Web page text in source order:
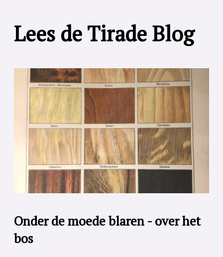
Lees de Tirade Blog
Onder de moede blaren - over het
bos